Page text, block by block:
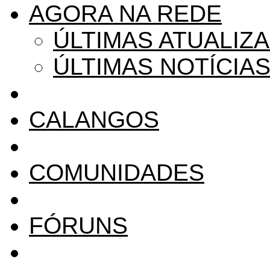
AGORA NA REDE
ÚLTIMAS
ÚLTIMAS NOTÍCIAS
CALANGOS
COMUNIDADES
FÓRUNS